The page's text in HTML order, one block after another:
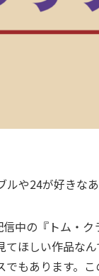
や24が好きな
中の『トム・ク
てほしい作品な
でもあります。